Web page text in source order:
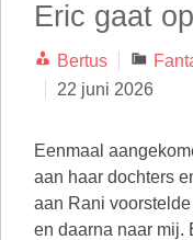
Eric gaat
Bertus
22 juni 2026
Eenmaal
aan haar dochters
aan Rani
en daarna naar